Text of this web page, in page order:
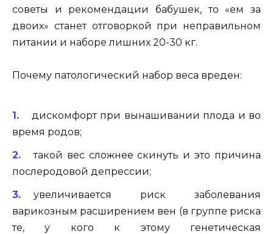
советы и рекомендации бабушек, то «ем за
двоих» станет отговоркой при неправильном
питании и наборе лишних 20-30 кг.
Почему патологический набор веса вреден:
дискомфорт при вынашивании плода и во
время родов;
такой вес сложнее скинуть и это причина
послеродовой депрессии;
увеличивается риск заболевания
варикозным расширением вен (в группе риска
те, у кого к этому генетическая